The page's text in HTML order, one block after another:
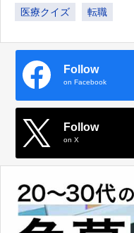
医療クイズ 転職
Follow
on Facebook
Follow
on X